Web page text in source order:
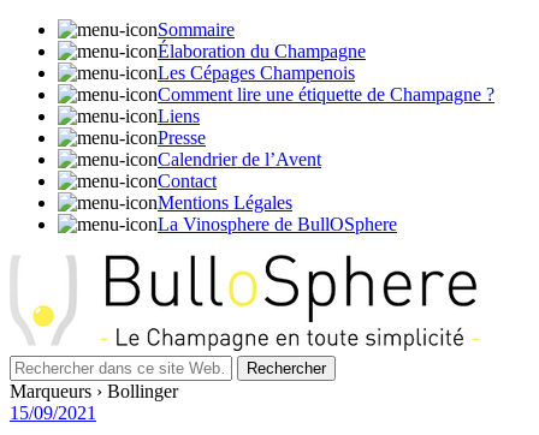
Sommaire
Élaboration du Champagne
Les Cépages Champenois
Comment lire une étiquette de Champagne ?
Liens
Presse
Calendrier de l’Avent
Contact
Mentions Légales
La Vinosphere de BullOSphere
Marqueurs › Bollinger
15/09/2021